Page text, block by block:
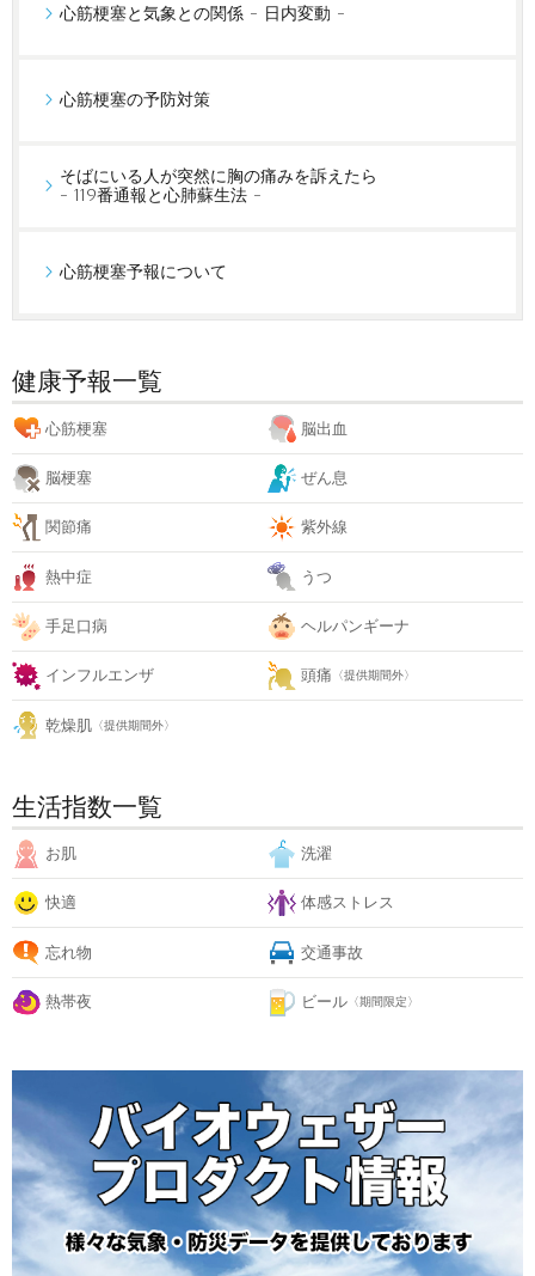
心筋梗塞と気象との関係 - 日内変動 -
心筋梗塞の予防対策
そばにいる人が突然に胸の痛みを訴えたら
- 119番通報と心肺蘇生法 -
心筋梗塞予報について
健康予報一覧
心筋梗塞 脳出血
脳梗塞 ぜん息
関節痛 紫外線
熱中症 うつ
手足口病 ヘルパンギーナ
インフルエンザ 頭痛 〈提供期間外〉
乾燥肌 〈提供期間外〉
生活指数一覧
お肌 洗濯
快適 体感ストレス
忘れ物 交通事故
熱帯夜 ビール 〈期間限定〉